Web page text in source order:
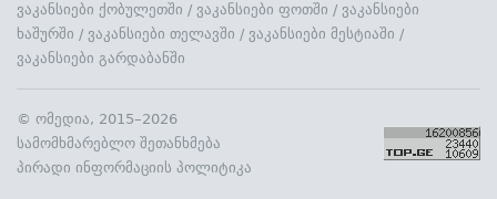
ვაკანსიები ქობულეთში / ვაკანსიები ფოთში / ვაკანსიები
ხაშურში / ვაკანსიები თელავში / ვაკანსიები მესტიაში /
ვაკანსიები გარდაბანში
© ომედია, 2015–2026
სამომხმარებლო შეთანხმება
პირადი ინფორმაციის პოლიტიკა